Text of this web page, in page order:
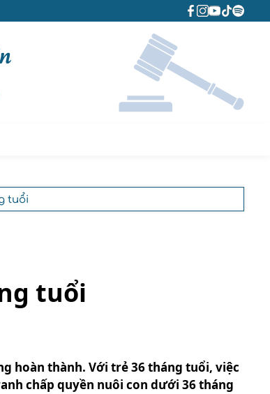
tuổi
tuổi
hoàn thành. Với trẻ 36 tháng tuổi, việc
chấp quyền nuôi con dưới 36 tháng